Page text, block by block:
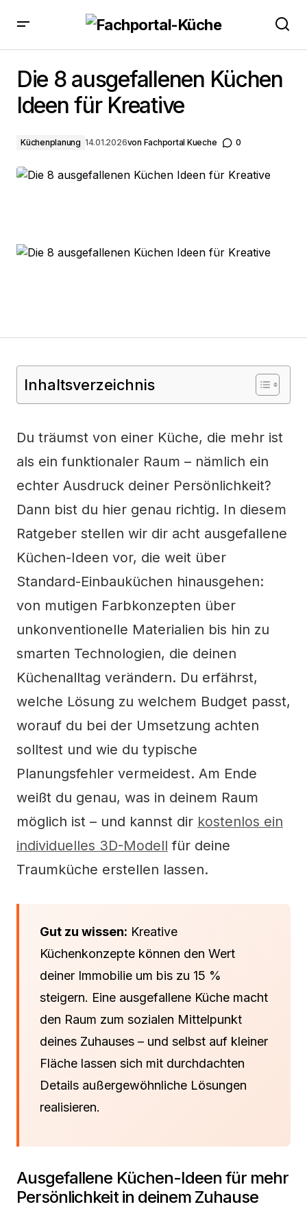
Die 8 ausgefallenen Küchen
Ideen für Kreative
Küchenplanung 14.01.2026von Fachportal Kueche 0
Inhaltsverzeichnis
Du träumst von einer Küche, die mehr ist
als ein funktionaler Raum – nämlich ein
echter Ausdruck deiner Persönlichkeit?
Dann bist du hier genau richtig. In diesem
Ratgeber stellen wir dir acht ausgefallene
Küchen-Ideen vor, die weit über
Standard-Einbauküchen hinausgehen:
von mutigen Farbkonzepten über
unkonventionelle Materialien bis hin zu
smarten Technologien, die deinen
Küchenalltag verändern. Du erfährst,
welche Lösung zu welchem Budget passt,
worauf du bei der Umsetzung achten
solltest und wie du typische
Planungsfehler vermeidest. Am Ende
weißt du genau, was in deinem Raum
möglich ist – und kannst dir kostenlos ein
individuelles 3D-Modell für deine
Traumküche erstellen lassen.
Gut zu wissen: Kreative
Küchenkonzepte können den Wert
deiner Immobilie um bis zu 15 %
steigern. Eine ausgefallene Küche macht
den Raum zum sozialen Mittelpunkt
deines Zuhauses – und selbst auf kleiner
Fläche lassen sich mit durchdachten
Details außergewöhnliche Lösungen
realisieren.
Ausgefallene Küchen-Ideen für mehr
Persönlichkeit in deinem Zuhause